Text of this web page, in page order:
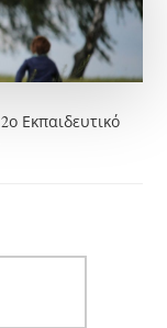
2ο Εκπαιδευτικό